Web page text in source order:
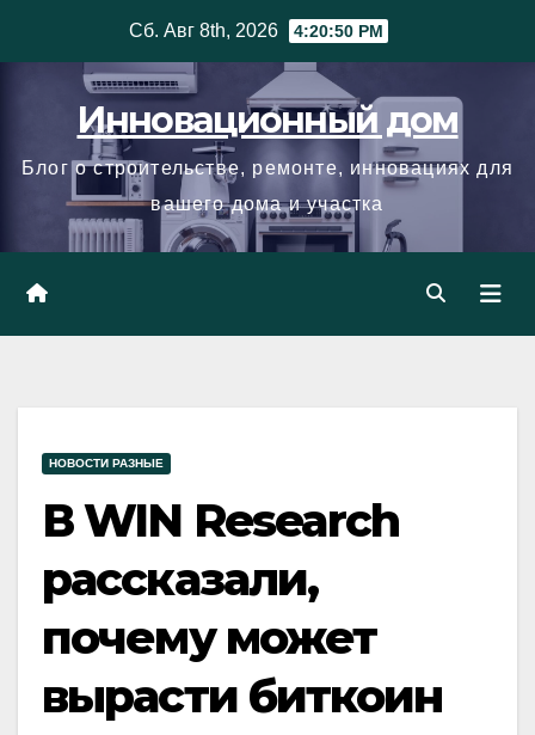
Сб. Авг 8th, 2026 4:20:51 PM
Инновационный дом
Блог о строительстве, ремонте, инновациях для
вашего дома и участка
НОВОСТИ РАЗНЫЕ
В WIN Research
рассказали,
почему может
вырасти биткоин